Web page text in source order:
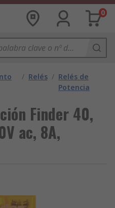
0
/ Relés / Relés de
Potencia
Finder 40,
ac, 8A,